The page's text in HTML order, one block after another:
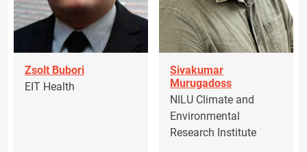
Zsolt Bubori
EIT Health
Sivakumar
Murugadoss
NILU Climate and
Environmental
Research Institute